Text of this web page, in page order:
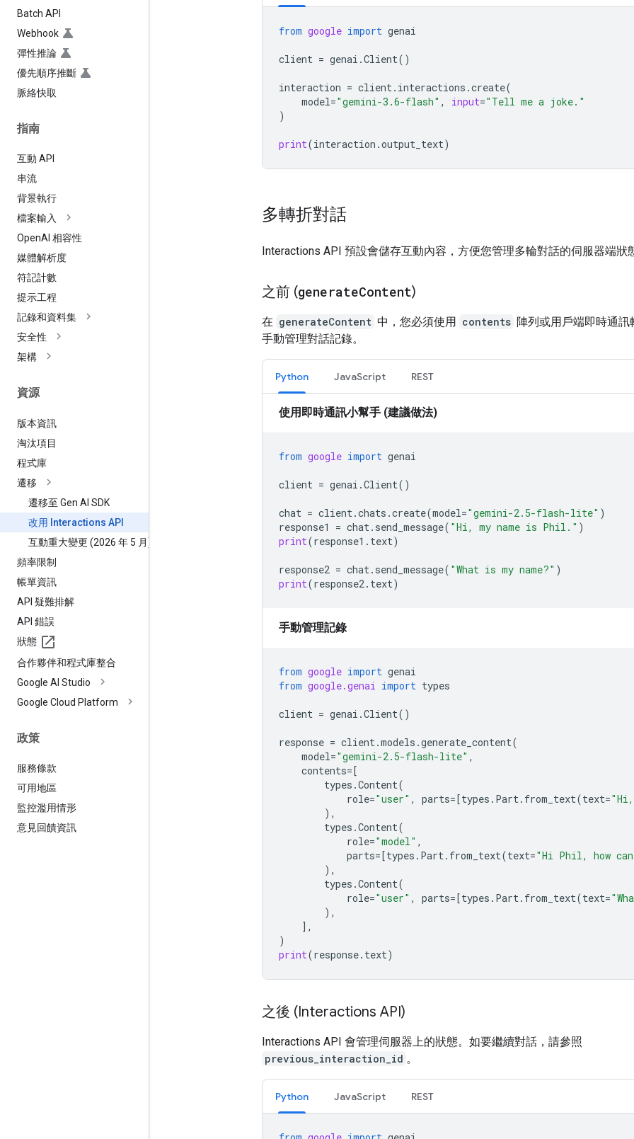
Batch API
Webhook
彈性推論
優先順序推斷
脈絡快取
指南
互動 API
串流
背景執行
檔案輸入
OpenAI 相容性
媒體解析度
符記計數
提示工程
記錄和資料集
安全性
架構
資源
版本資訊
淘汰項目
程式庫
遷移
遷移至 Gen AI SDK
改用 Interactions API
互動重大變更 (2026 年 5 月)
頻率限制
帳單資訊
API 疑難排解
API 錯誤
狀態
合作夥伴和程式庫整合
Google AI Studio
Google Cloud Platform
政策
服務條款
可用地區
監控濫用情形
意見回饋資訊
from google import genai
client = genai .Client()
interaction = client. interactions .create(
model="gemini-3.6-flash" , input="Tell me a joke."
)
print(interaction .output_text)
多轉折對話
Interactions API 預設會儲存互動內容，方便您管理多輪對話的伺服器端狀
之前 (generateContent)
在 generateContent 中，您必須使用 contents 陣列或用戶端即時通訊
手動管理對話記錄。
Python JavaScript REST
使用即時通訊小幫手 (建議做法)
from google import genai
client = genai .Client()
chat = client.chats .create(model="gemini-2.5-flash-lite" )
response1
= chat. send_message( "Hi, my name is Phil." )
print(response1 . text)
response2 = chat. send_message( "What is my name?" )
print(response2. text)
手動管理記錄
from google import genai
from google.genai import types
client = genai .Client()
response = client.models .generate_content(
model="gemini-2.5-flash-lite" ,
contents=[
types .Content(
role="user" , parts=[types . Part. from_text(text=
),
types .Content(
role="model" ,
parts=[types . Part. from_text(text="Hi Phil, how
),
types .Content(
role="user" , parts=[types . Part. from_text(text=
),
],
)
print(response. text)
之後 (Interactions API)
Interactions API 會管理伺服器上的狀態。如要繼續對話，請參照
previous_interaction_id 。
Python JavaScript REST